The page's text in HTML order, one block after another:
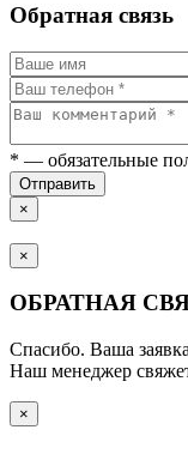
Обратная связь
* — обязательные
Отправить
×
×
ОБРАТНАЯ
Спасибо. Ваша
Наш менеджер
×